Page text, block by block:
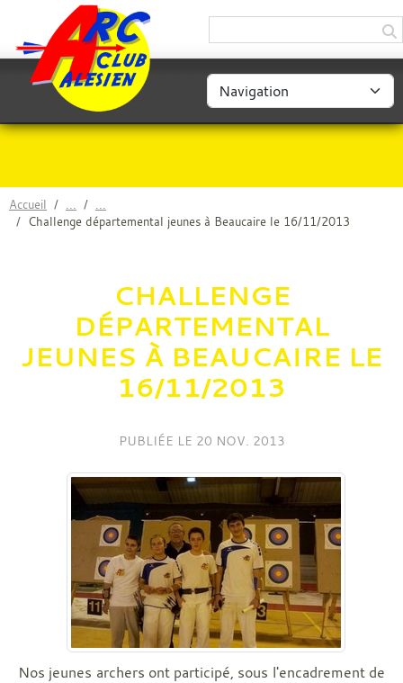
Accueil
Challenge départemental jeunes à Beaucaire le 16/11/2013
CHALLENGE
DÉPARTEMENTAL
JEUNES À BEAUCAIRE LE
16/11/2013
PUBLIÉE LE 20 NOV. 2013
Nos jeunes archers ont participé, sous l'encadrement de
Panneau de gestion des cookies